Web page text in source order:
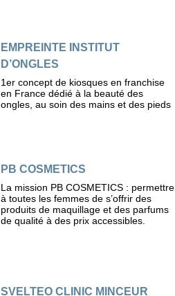
EMPREINTE INSTITUT
D’ONGLES
1er concept de kiosques en franchise
en France dédié à la beauté des
ongles, au soin des mains et des pieds
PB COSMETICS
La mission PB COSMETICS : permettre
à toutes les femmes de s’offrir des
produits de maquillage et des parfums
de qualité à des prix accessibles.
SVELTEO CLINIC MINCEUR